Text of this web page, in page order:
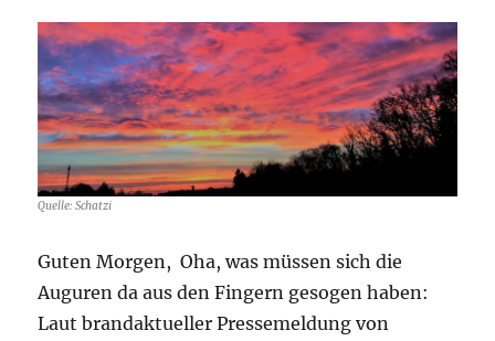
//
Japan
Quelle: Schatzi
Guten Morgen, Oha, was müssen sich die
Auguren da aus den Fingern gesogen haben:
Laut brandaktueller Pressemeldung von